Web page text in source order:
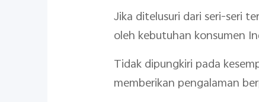
Jika ditelusuri dari seri-seri
oleh kebutuhan konsumen
Tidak dipungkiri pada
memberikan pengalaman